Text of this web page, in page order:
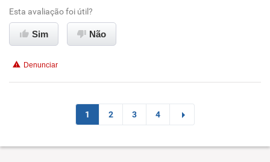
Ambiente de trabalho
Benefícios
Recomenda esta empresa
Esta avaliação foi útil?
Sim Não
Denunciar
1 2 3 4